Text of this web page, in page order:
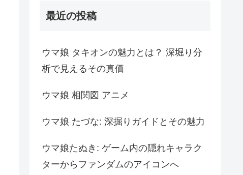
最近の投稿
ウマ娘 タキオンの魅力とは？ 深堀り分
析で見えるその真価
ウマ娘 相関図 アニメ
ウマ娘 たづな: 深掘りガイドとその魅力
ウマ娘たぬき: ゲーム内の隠れキャラク
ターからファンダムのアイコンへ